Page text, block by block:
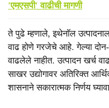
'एमएसपी' वाढीची मागणी
ते पुढे म्हणाले, इथेनॉल
वाढ होणे गरजेचे आहे. गेल्या
वाढलेले नाहीत. उत्पादन खर्च
साखर उद्योगावर अतिरिक्त
शासनाने सकारात्मक निर्णय